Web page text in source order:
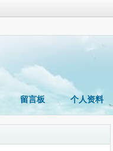
留言板 个人资料